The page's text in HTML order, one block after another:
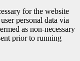
for the website
personal data via
as non-necessary
prior to running